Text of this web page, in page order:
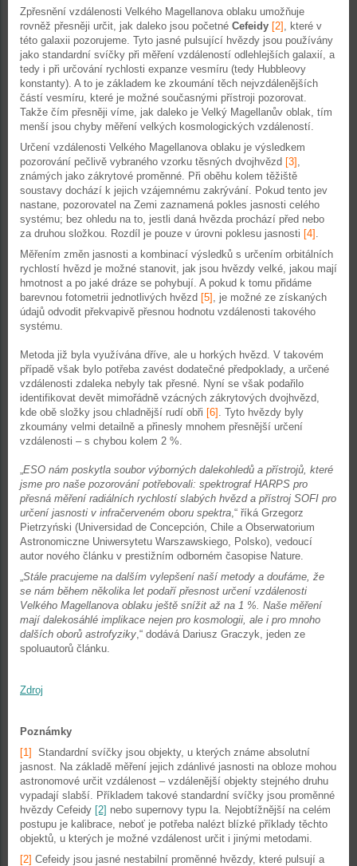
Zpřesnění vzdálenosti Velkého Magellanova oblaku umožňuje
rovněž přesněji určit, jak daleko jsou početné Cefeidy [2] , které v
této galaxii pozorujeme. Tyto jasné pulsující hvězdy jsou používány
jako standardní svíčky při měření vzdáleností odlehlejších galaxií, a
tedy i při určování rychlosti expanze vesmíru (tedy Hubbleovy
konstanty). A to je základem ke zkoumání těch nejvzdálenějších
částí vesmíru, které je možné současnými přístroji pozorovat.
Takže čím přesněji víme, jak daleko je Velký Magellanův oblak, tím
menší jsou chyby měření velkých kosmologických vzdáleností.
Určení vzdálenosti Velkého Magellanova oblaku je výsledkem
pozorování pečlivě vybraného vzorku těsných dvojhvězd [3] ,
známých jako zákrytové proměnné. Při oběhu kolem těžiště
soustavy dochází k jejich vzájemnému zakrývání. Pokud tento jev
nastane, pozorovatel na Zemi zaznamená pokles jasnosti celého
systému; bez ohledu na to, jestli daná hvězda prochází před nebo
za druhou složkou. Rozdíl je pouze v úrovni poklesu jasnosti [4] .
Měřením změn jasnosti a kombinací výsledků s určením orbitálních
rychlostí hvězd je možné stanovit, jak jsou hvězdy velké, jakou mají
hmotnost a po jaké dráze se pohybují. A pokud k tomu přidáme
barevnou fotometrii jednotlivých hvězd [5] , je možné ze získaných
údajů odvodit překvapivě přesnou hodnotu vzdálenosti takového
systému.
Metoda již byla využívána dříve, ale u horkých hvězd. V takovém
případě však bylo potřeba zavést dodatečné předpoklady, a určené
vzdálenosti zdaleka nebyly tak přesné. Nyní se však podařilo
identifikovat devět mimořádně vzácných zákrytových dvojhvězd,
kde obě složky jsou chladnější rudí obři [6] . Tyto hvězdy byly
zkoumány velmi detailně a přinesly mnohem přesnější určení
vzdálenosti – s chybou kolem 2 %.
„ESO nám poskytla soubor výborných dalekohledů a přístrojů, které
jsme pro naše pozorování potřebovali: spektrograf HARPS pro
přesná měření radiálních rychlostí slabých hvězd a přístroj SOFI pro
určení jasnosti v infračerveném oboru spektra,“ říká Grzegorz
Pietrzyński (Universidad de Concepción, Chile a Obserwatorium
Astronomiczne Uniwersytetu Warszawskiego, Polsko), vedoucí
autor nového článku v prestižním odborném časopise Nature.
„Stále pracujeme na dalším vylepšení naší metody a doufáme, že
se nám během několika let podaří přesnost určení vzdálenosti
Velkého Magellanova oblaku ještě snížit až na 1 %. Naše měření
mají dalekosáhlé implikace nejen pro kosmologii, ale i pro mnoho
dalších oborů astrofyziky,“ dodává Dariusz Graczyk, jeden ze
spoluautorů článku.
Zdroj
Poznámky
[1]
Standardní svíčky jsou objekty, u kterých známe absolutní
jasnost. Na základě měření jejich zdánlivé jasnosti na obloze mohou
astronomové určit vzdálenost – vzdálenější objekty stejného druhu
vypadají slabší. Příkladem takové standardní svíčky jsou proměnné
hvězdy Cefeidy [2] nebo supernovy typu Ia. Nejobtížnější na celém
postupu je kalibrace, neboť je potřeba nalézt blízké příklady těchto
objektů, u kterých je možné vzdálenost určit i jinými metodami.
[2] Cefeidy jsou jasné nestabilní proměnné hvězdy, které pulsují a